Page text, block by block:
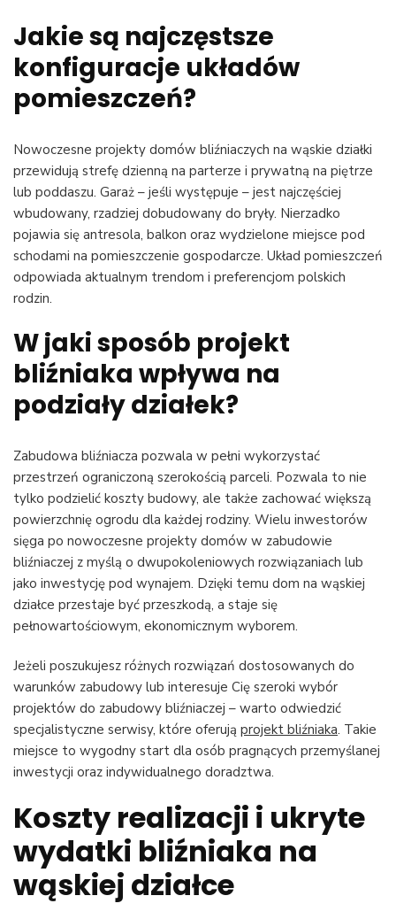
Jakie są najczęstsze
konfiguracje układów
pomieszczeń?
Nowoczesne projekty domów bliźniaczych na wąskie działki
przewidują strefę dzienną na parterze i prywatną na piętrze
lub poddaszu. Garaż – jeśli występuje – jest najczęściej
wbudowany, rzadziej dobudowany do bryły. Nierzadko
pojawia się antresola, balkon oraz wydzielone miejsce pod
schodami na pomieszczenie gospodarcze. Układ pomieszczeń
odpowiada aktualnym trendom i preferencjom polskich
rodzin.
W jaki sposób projekt
bliźniaka wpływa na
podziały działek?
Zabudowa bliźniacza pozwala w pełni wykorzystać
przestrzeń ograniczoną szerokością parceli. Pozwala to nie
tylko podzielić koszty budowy, ale także zachować większą
powierzchnię ogrodu dla każdej rodziny. Wielu inwestorów
sięga po nowoczesne projekty domów w zabudowie
bliźniaczej z myślą o dwupokoleniowych rozwiązaniach lub
jako inwestycję pod wynajem. Dzięki temu dom na wąskiej
działce przestaje być przeszkodą, a staje się
pełnowartościowym, ekonomicznym wyborem.
Jeżeli poszukujesz różnych rozwiązań dostosowanych do
warunków zabudowy lub interesuje Cię szeroki wybór
projektów do zabudowy bliźniaczej – warto odwiedzić
specjalistyczne serwisy, które oferują projekt bliźniaka. Takie
miejsce to wygodny start dla osób pragnących przemyślanej
inwestycji oraz indywidualnego doradztwa.
Koszty realizacji i ukryte
wydatki bliźniaka na
wąskiej działce